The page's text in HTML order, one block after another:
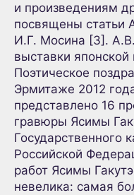
и произведениям
посвящены статьи
И.Г. Мосина [3].
выставки
Поэтическое
Эрмитаже 2012
представлено 16
гравюры Ясимы
Государственного
Российской
работ Ясимы
невелика: самая